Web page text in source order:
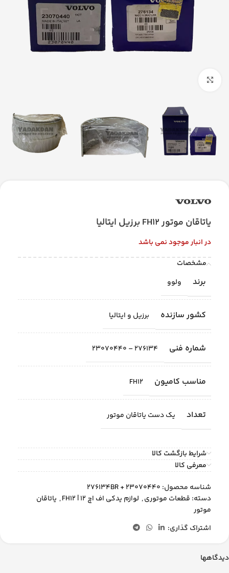
یاتاقان موتور FH12 برزیل ایتالیا
در انبار موجود نمی باشد
مشخصات
برند ولوو
کشور سازنده برزیل و ایتالیا
شماره فنی 276134 – 23070440
مناسب کامیون FH12
تعداد یک دست یاتاقان موتور
شرایط بازگشت کالا
معرفی کالا
شناسه محصول: 276134BR + 23070440
دسته: قطعات موتوری, لوازم یدکی اف اچ 12 | FH12 , یاتاقان
موتور
اشتراک گذاری:
دیدگاهها